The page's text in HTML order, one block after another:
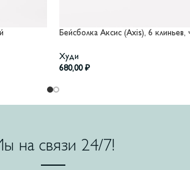
Бейсболка Аксис (Axis), 6 клиньев,
Худи
680,00 ₽
на связи 24/7!